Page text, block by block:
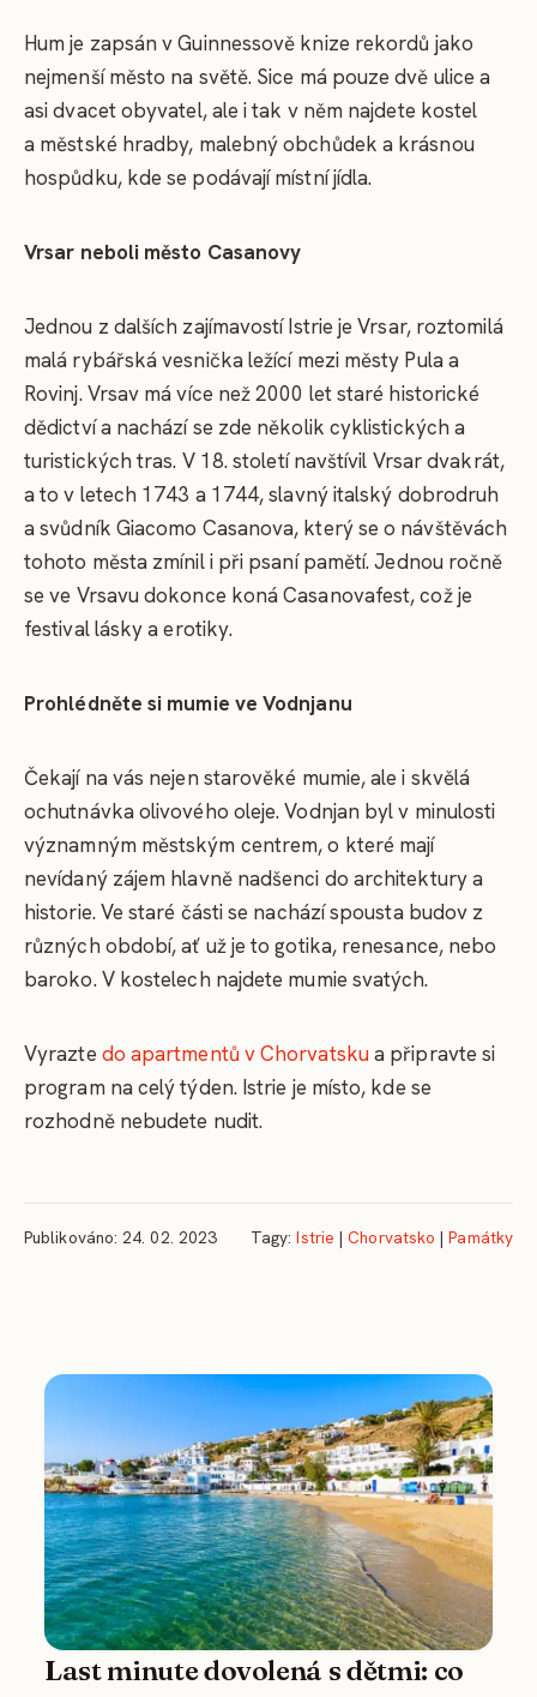
Hum je zapsán v Guinnessově knize rekordů jako
nejmenší město na světě. Sice má pouze dvě ulice a
asi dvacet obyvatel, ale i tak v něm najdete kostel
a městské hradby, malebný obchůdek a krásnou
hospůdku, kde se podávají místní jídla.
Vrsar neboli město Casanovy
Jednou z dalších zajímavostí Istrie je Vrsar, roztomilá
malá rybářská vesnička ležící mezi městy Pula a
Rovinj. Vrsav má více než 2000 let staré historické
dědictví a nachází se zde několik cyklistických a
turistických tras. V 18. století navštívil Vrsar dvakrát,
a to v letech 1743 a 1744, slavný italský dobrodruh
a svůdník Giacomo Casanova, který se o návštěvách
tohoto města zmínil i při psaní pamětí. Jednou ročně
se ve Vrsavu dokonce koná Casanovafest, což je
festival lásky a erotiky.
Prohlédněte si mumie ve Vodnjanu
Čekají na vás nejen starověké mumie, ale i skvělá
ochutnávka olivového oleje. Vodnjan byl v minulosti
významným městským centrem, o které mají
nevídaný zájem hlavně nadšenci do architektury a
historie. Ve staré části se nachází spousta budov z
různých období, ať už je to gotika, renesance, nebo
baroko. V kostelech najdete mumie svatých.
Vyrazte do apartmentů v Chorvatskua připravte si
program na celý týden. Istrie je místo, kde se
rozhodně nebudete nudit.
Publikováno: 24. 02. 2023 Tagy:Istrie |Chorvatsko |Památky
Last minute dovolená s dětmi: co